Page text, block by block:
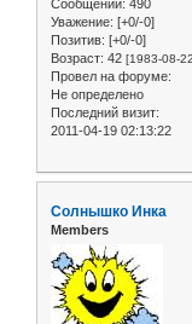
Сообщений: 490
Уважение: [+0/-0]
Позитив: [+0/-0]
Возраст: 42 [1983-08-
Провел на форуме:
Не определено
Последний визит:
2011-04-19 02:13:22
Солнышко Инка
Members